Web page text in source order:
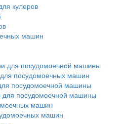
кулеров
машин
для посудомоечной машины
для посудомоечных машин
посудомоечной машины
для посудомоечной машины
машин
машин